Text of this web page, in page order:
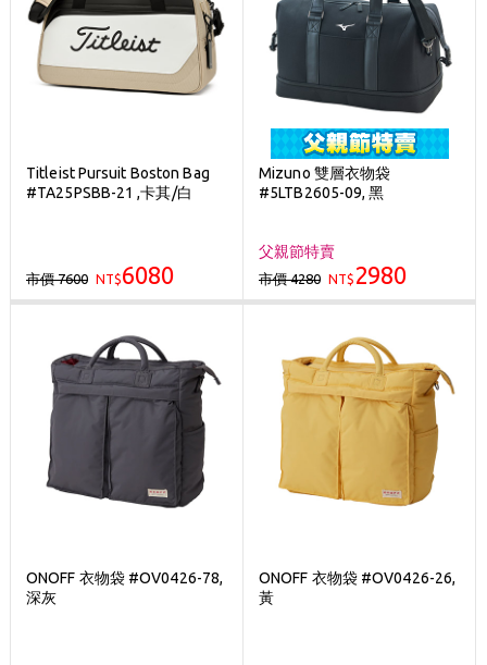
Titleist Pursuit Boston Bag
#TA25PSBB-21 ,卡其/白
市價 7600 NT$6080
Mizuno 雙層衣物袋
#5LTB2605-09, 黑
父親節特賣
市價 4280 NT$ 2980
ONOFF 衣物袋 #OV0426-78,
深灰
ONOFF 衣物袋 #OV0426-26,
黃